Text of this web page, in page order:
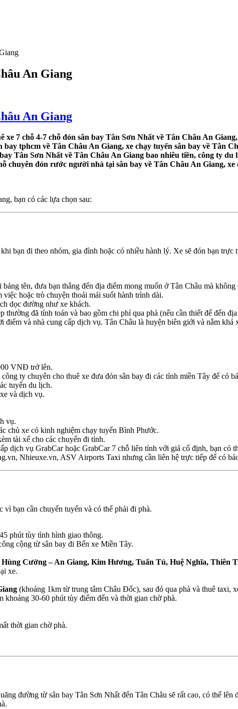
An Giang
An Giang
7 chỗ 4-7 chỗ đón sân bay Tân Sơn Nhất về Tân Châu An
tphcm về Tân Châu An Giang, xe chạy tuyến sân bay về Tân
Tân Sơn Nhất về Tân Châu An Giang bao nhiêu tiền, công ty
chuyên đón rước người nhà tại sân bay về Tân Châu An Giang,
bạn có các lựa chọn sau:
bạn đi theo nhóm, gia đình hoặc có nhiều hành lý. Xe sẽ đón bạn
bảng tên, đưa bạn thẳng đến địa điểm mong muốn ở Tân Châu mà
hoặc trò chuyện thoải mái suốt hành trình dài.
dọc đường như xe khách.
thường đã tính toán và bao gồm chi phí qua phà (nếu cần thiết để đến
điểm và nhà cung cấp dịch vụ. Tân Châu là huyện biên giới và nằm
VNĐ trở lên.
ty chuyên cho thuê xe đưa đón sân bay đi các tỉnh miền Tây để có
tuyến du lịch.
và dịch vụ.
vụ.
chủ xe có kinh nghiệm chạy tuyến Bình Phước.
tài xế cho các chuyến đi tỉnh.
dịch vụ GrabCar hoặc GrabCar 7 chỗ liên tỉnh với giá cố định, bạn có
Nhieuxe.vn, ASV Airports Taxi nhưng cần liên hệ trực tiếp để có
bạn cần chuyển tuyến và có thể phải đi phà.
phút tùy tình hình giao thông.
cộng từ sân bay đi Bến xe Miền Tây.
Hùng Cường – An Giang, Kim Hương, Tuấn Tú, Huệ Nghĩa, Thiên
xe.
(khoảng 1km từ trung tâm Châu Đốc), sau đó qua phà và thuê taxi,
khoảng 30-60 phút tùy điểm đến và thời gian chờ phà.
thời gian chờ phà.
đường từ sân bay Tân Sơn Nhất đến Tân Châu sẽ rất cao, có thể lên